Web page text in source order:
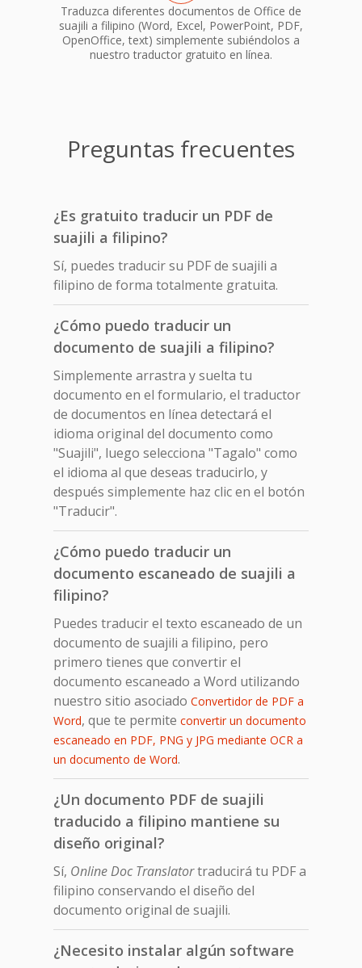
Traduzca diferentes documentos de Office de
suajili a filipino (Word, Excel, PowerPoint, PDF,
OpenOffice, text) simplemente subiéndolos a
nuestro traductor gratuito en línea.
Preguntas frecuentes
¿Es gratuito traducir un PDF de
suajili a filipino?
Sí, puedes traducir su PDF de suajili a
filipino de forma totalmente gratuita.
¿Cómo puedo traducir un
documento de suajili a filipino?
Simplemente arrastra y suelta tu
documento en el formulario, el traductor
de documentos en línea detectará el
idioma original del documento como
"Suajili", luego selecciona "Tagalo" como
el idioma al que deseas traducirlo, y
después simplemente haz clic en el botón
"Traducir".
¿Cómo puedo traducir un
documento escaneado de suajili a
filipino?
Puedes traducir el texto escaneado de un
documento de suajili a filipino, pero
primero tienes que convertir el
documento escaneado a Word utilizando
nuestro sitio asociado Convertidor de PDF a
Word, que te permite convertir un documento
escaneado en PDF, PNG y JPG mediante OCR a
un documento de Word.
¿Un documento PDF de suajili
traducido a filipino mantiene su
diseño original?
Sí, Online Doc Translatortraducirá tu PDF a
filipino conservando el diseño del
documento original de suajili.
¿Necesito instalar algún software